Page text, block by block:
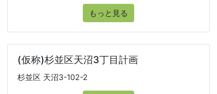
もっと見る
(仮称)杉並区天沼3丁目計画
杉並区 天沼3-102-2